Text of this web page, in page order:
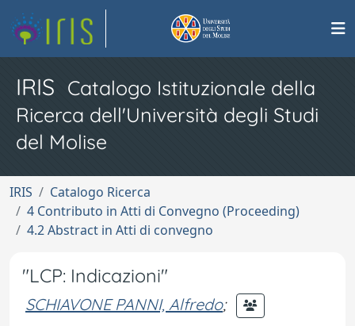
IRIS Catalogo Istituzionale della
Ricerca dell'Università degli Studi
del Molise
IRIS
Catalogo Ricerca
4 Contributo in Atti di Convegno (Proceeding)
4.2 Abstract in Atti di convegno
"LCP: Indicazioni"
SCHIAVONE PANNI, Alfredo;